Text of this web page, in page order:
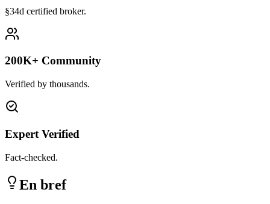
§34d certified broker.
200K+ Community
Verified by thousands.
Expert Verified
Fact-checked.
En bref